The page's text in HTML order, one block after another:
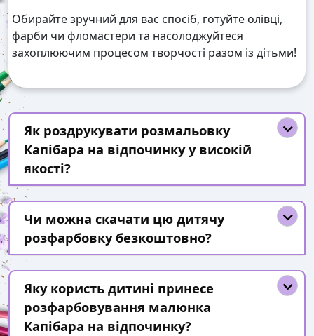
Обирайте зручний для вас спосіб, готуйте олівці,
фарби чи фломастери та насолоджуйтеся
захоплюючим процесом творчості разом із дітьми!
Як роздрукувати розмальовку
Капібара на відпочинку у високій
якості?
Чи можна скачати цю дитячу
розфарбовку безкоштовно?
Яку користь дитині принесе
розфарбовування малюнка
Капібара на відпочинку?